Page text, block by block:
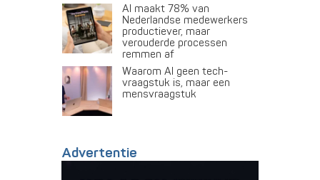
AI maakt 78% van
Nederlandse medewerkers
productiever, maar
verouderde processen
remmen af
Waarom AI geen tech-
vraagstuk is, maar een
mensvraagstuk
Advertentie